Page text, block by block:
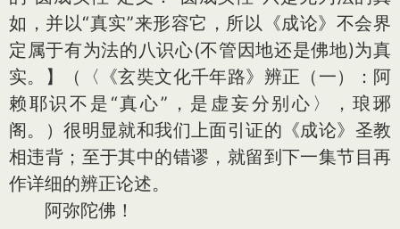
如，并以“真实”来形容它，所以《成论》不会界
定属于有为法的八识心(不管因地还是佛地)为真
实。】（〈《玄奘文化千年路》辨正（一）：阿
赖耶识不是“真心”，是虚妄分别心〉，琅琊
阁。）很明显就和我们上面引证的《成论》圣教
相违背；至于其中的错谬，就留到下一集节目再
作详细的辨正论述。
阿弥陀佛！